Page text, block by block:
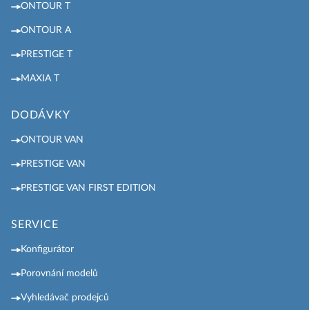
ONTOUR T
ONTOUR A
PRESTIGE T
MAXIA T
DODÁVKY
ONTOUR VAN
PRESTIGE VAN
PRESTIGE VAN FIRST EDITION
SERVICE
Konfigurátor
Porovnání modelů
Vyhledávač prodejců